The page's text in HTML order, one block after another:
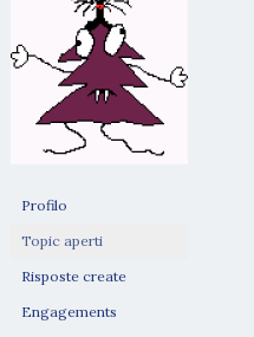
Profilo
Topic aperti
Risposte create
Engagements